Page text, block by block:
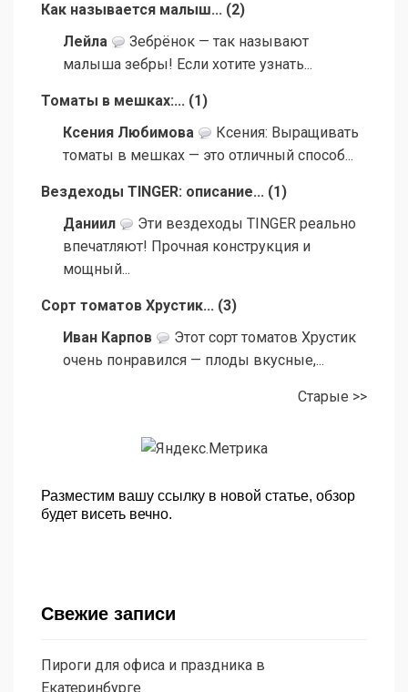
Как называется малыш... (2)
Лейла
Зебрёнок — так называют
малыша зебры! Если хотите узнать...
Томаты в мешках:... (1 )
Ксения Любимова
Ксения: Выращивать
томаты в мешках — это отличный способ...
Вездеходы TINGER: описание... (1 )
Даниил
Эти вездеходы TINGER реально
впечатляют! Прочная конструкция и
мощный...
Сорт томатов Хрустик... (3)
Иван Карпов
Этот сорт томатов Хрустик
очень понравился — плоды вкусные,...
Старые >>
Разместим вашу ссылку в новой статье, обзор
будет висеть вечно.
Свежие записи
Пироги для офиса и праздника в
Екатеринбурге